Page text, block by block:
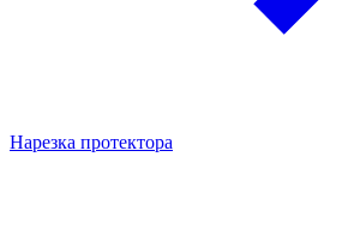
Нарезка протектора